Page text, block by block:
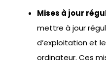
Mises à jour
mettre à jour
d’exploitation et
ordinateur. Ces